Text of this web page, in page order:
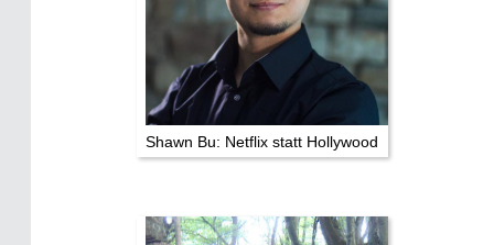
Shawn Bu: Netflix statt Hollywood